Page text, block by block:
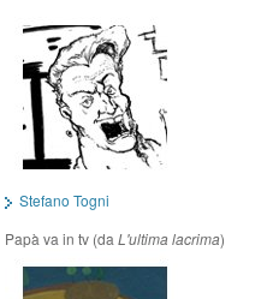
Stefano Togni
Papà va in tv (da L'ultima lacrima)